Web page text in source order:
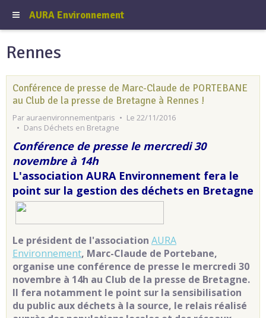
AURA Environnement
Rennes
Conférence de presse de Marc-Claude de PORTEBANE
au Club de la presse de Bretagne à Rennes !
Par auraenvironnementparis
Le 22/11/2016
Dans Déchets en Bretagne
Conférence de presse le mercredi 30
novembre à 14h
L'association AURA Environnement fera le
point sur la gestion des déchets en Bretagne
Le président de l'association AURA
Environnement, Marc-Claude de Portebane,
organise une conférence de presse le mercredi 30
novembre à 14h au Club de la presse de Bretagne.
Il fera notamment le point sur la sensibilisation
du public aux déchets à la source, le relais réalisé